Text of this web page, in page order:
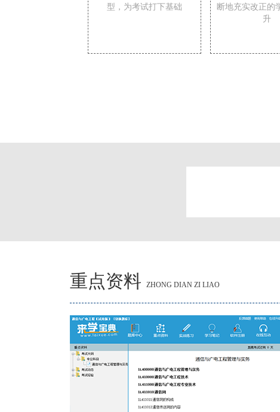
型，为考试打下基础
断地充实改正的
升
重点资料 ZHONG DIAN ZI LIAO